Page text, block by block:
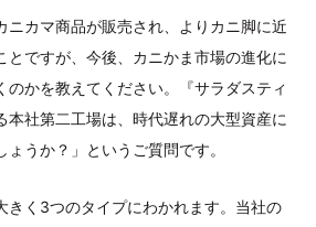
ニカマ商品が販売され、よりカニ脚に近
とですが、今後、カニかま市場の進化に
のかを教えてください。『サラダスティ
本社第二工場は、時代遅れの大型資産に
うか？」というご質問です。
きく3つのタイプにわかれます。当社の